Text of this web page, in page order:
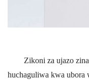
Zikoni za ujazo
huchaguliwa kwa ubora